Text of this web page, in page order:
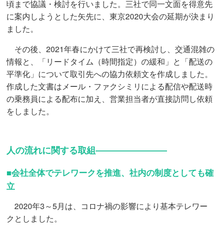
頃まで協議・検討を行いました。三社で同一文面を得意先
に案内しようとした矢先に、東京2020大会の延期が決まり
ました。
その後、2021年春にかけて三社で再検討し、交通混雑の
情報と、「リードタイム（時間指定）の緩和」と「配送の
平準化」について取引先への協力依頼文を作成しました。
作成した文書はメール・ファクシミリによる配信や配送時
の乗務員による配布に加え、営業担当者が直接訪問し依頼
をしました。
人の流れに関する取組――――――――
■会社全体でテレワークを推進、社内の制度としても確
立
2020年3～5月は、コロナ禍の影響により基本テレワー
クとしました。